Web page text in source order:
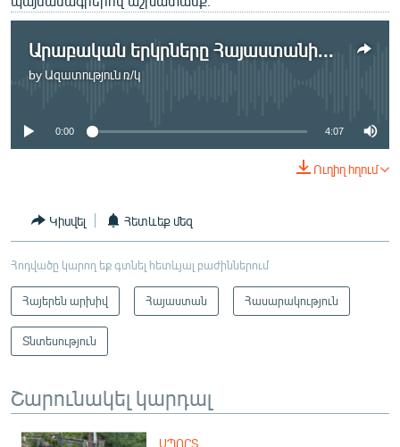
Արաբական երկրները Հայաստանից բարձր որակավորման աշխատուժ են ներգրավում
by Ազատություն ռ/կ
No media source currently available
0:00 4:07
Ուղիղ հղում
Կիսվել Հետևեք մեզ
Հոդվածը կարող եք գտնել հետևյալ բաժիններում
Հայերեն արխիվ Հայաստան Հասարակություն
Տնտեսություն
Շարունակել կարդալ
ՍՊՈՐՏ